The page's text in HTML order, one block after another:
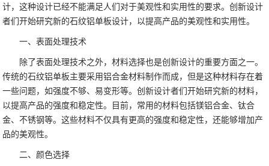
计，这种设计已经不能满足人们对于美观性和实用性的要求。创新设计
者们开始研究新的石纹铝单板设计，以提高产品的美观性和实用性。
一、表面处理技术
除了表面处理技术之外，材料选择也是创新设计的重要方面之一。
传统的石纹铝单板主要采用铝合金材料制作而成，但是这种材料存在着
一些问题，如强度不够、易变形等。创新设计者们开始研究新的材料，
以提高产品的强度和稳定性。目前，常用的材料包括镁铝合金、钛合
金、不锈钢等。这些材料不仅具有更高的强度和稳定性，还能够增加产
品的美观性。
二、颜色选择